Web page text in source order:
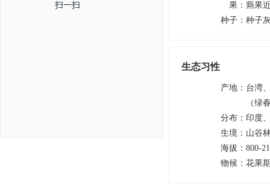
扫一扫
果 ： 蒴果
种子 ： 种子
生态习性
产地 ： 台湾
（绿
分布 ： 印度
生境 ： 山谷
海拔 ： 800-
物候 ： 花果